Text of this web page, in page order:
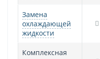
Замена
охлаждающей
жидкости
Комплексная